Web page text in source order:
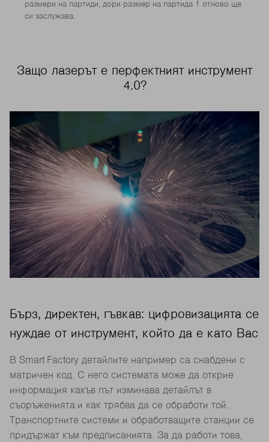
размери на партиди, дори размер на партида 1 отново ще
си заслужава.
Защо лазерът е перфектният инструмент
4.0?
Бърз, директен, гъвкав: цифровизацията се
нуждае от инструмент, който да е като Вас
В Smart Factory детайлите например са снабдени с
матричен код. С него системата може да открие
информация какъв път изминава детайлът в
съоръженията и как трябва да се обработи той.
Транспортните системи и обработващите станции се
придържат към предписанията. За да работи това,